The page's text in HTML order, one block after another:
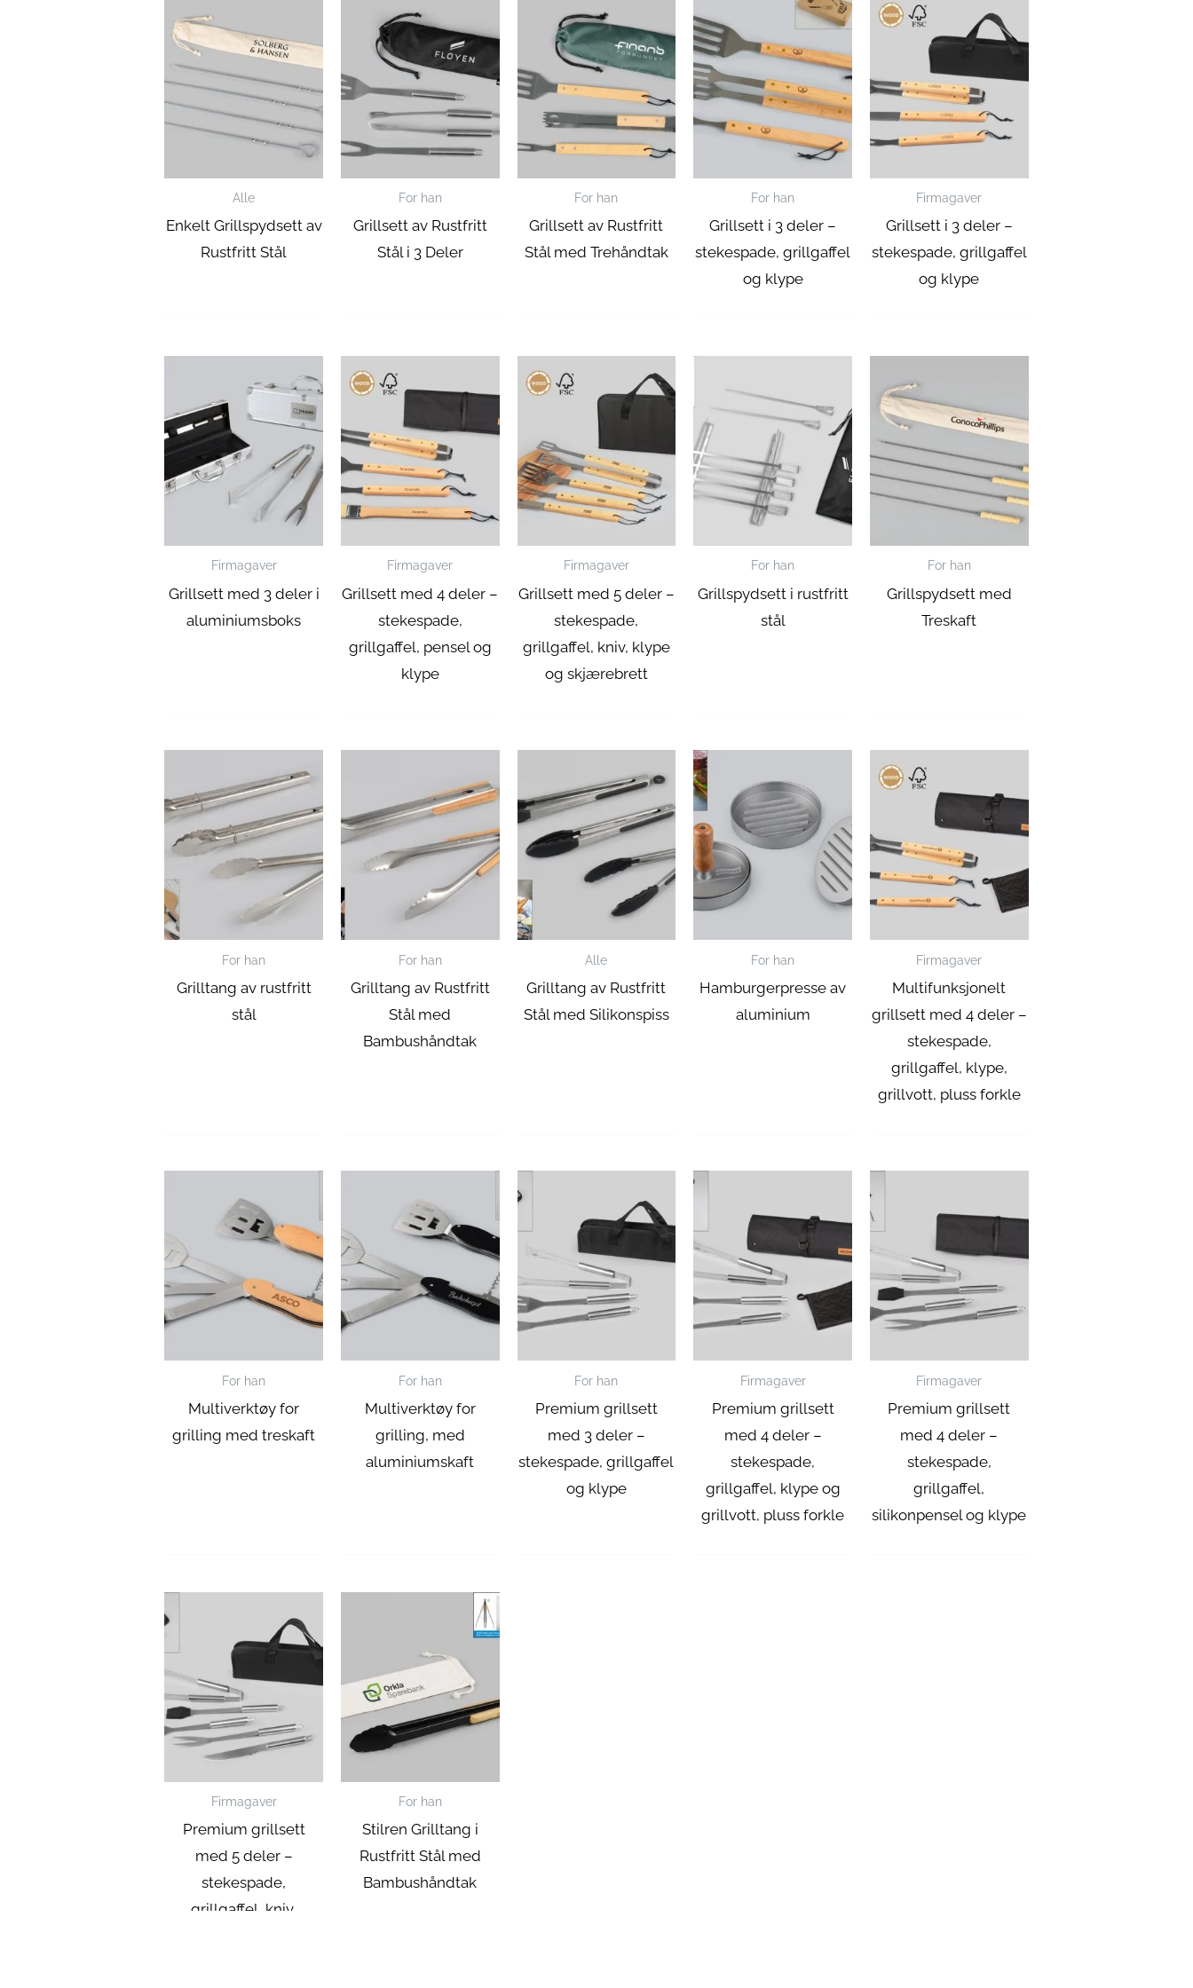
Alle
Enkelt Grillspydsett av
Rustfritt Stål
For han
Grillsett av Rustfritt
Stål i 3 Deler
For han
Grillsett av Rustfritt
Stål med Trehåndtak
For han
Grillsett i 3 deler –
stekespade, grillgaffel
og klype
Firmagaver
Grillsett i 3 deler –
stekespade, grillgaffel
og klype
Firmagaver
Grillsett med 3 deler i
aluminiumsboks
Firmagaver
Grillsett med 4 deler –
stekespade,
grillgaffel, pensel og
klype
Firmagaver
Grillsett med 5 deler –
stekespade,
grillgaffel, kniv, klype
og skjærebrett
For han
Grillspydsett i rustfritt
stål
For han
Grillspydsett med
Treskaft
For han
Grilltang av rustfritt
stål
For han
Grilltang av Rustfritt
Stål med
Bambushåndtak
Alle
Grilltang av Rustfritt
Stål med Silikonspiss
For han
Hamburgerpresse av
aluminium
Firmagaver
Multifunksjonelt
grillsett med 4 deler –
stekespade,
grillgaffel, klype,
grillvott, pluss forkle
For han
Multiverktøy for
grilling med treskaft
For han
Multiverktøy for
grilling, med
aluminiumskaft
For han
Premium grillsett
med 3 deler –
stekespade, grillgaffel
og klype
Firmagaver
Premium grillsett
med 4 deler –
stekespade,
grillgaffel, klype og
grillvott, pluss forkle
Firmagaver
Premium grillsett
med 4 deler –
stekespade,
grillgaffel,
silikonpensel og klype
Firmagaver
Premium grillsett
med 5 deler –
stekespade,
grillgaffel, kniv,
For han
Stilren Grilltang i
Rustfritt Stål med
Bambushåndtak